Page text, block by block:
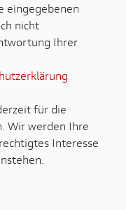
eingegebenen
nicht
Ihrer
für die
Wir werden Ihre
Interesse